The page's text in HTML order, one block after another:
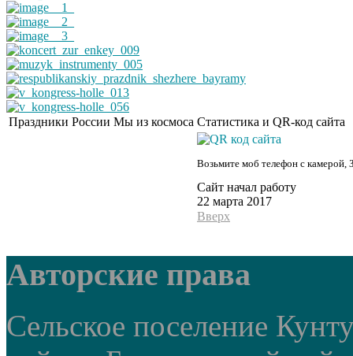
Праздники России Мы из космоса Статистика и QR-код сайта
Возьмите моб телефон с камерой,
Сайт начал работу
22 марта 2017
Вверх
Авторские права
Сельское поселение